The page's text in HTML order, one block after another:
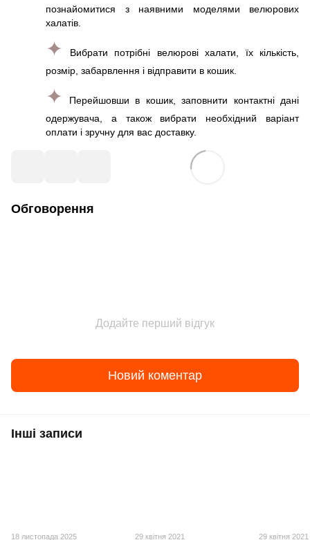
познайомитися з наявними моделями велюрових
халатів.
✦
Вибрати потрібні велюрові халати, їх кількість,
розмір, забарвлення і відправити в кошик.
✦
Перейшовши в кошик, заповнити контактні дані
одержувача, а також вибрати необхідний варіант
оплати і зручну для вас доставку.
Обговорення
Додайте перший відгук
Новий коментар
Інші записи
18 листопада 2025 29 квітня 2021 29 квітня 2021